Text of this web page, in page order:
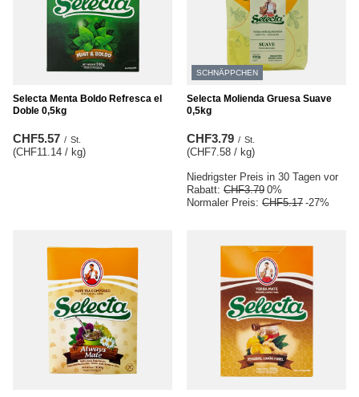
Selecta Menta Boldo Refresca el
Doble 0,5kg
CHF5.57 / St.
(CHF11.14 / kg)
SCHNÄPPCHEN
Selecta Molienda Gruesa Suave
0,5kg
CHF3.79 / St.
(CHF7.58 / kg)
Niedrigster Preis in 30 Tagen vor
Rabatt: CHF3.79 0%
Normaler Preis: CHF5.17 -27%